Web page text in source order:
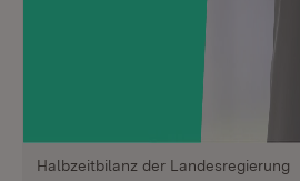
Halbzeitbilanz der Landesregierung